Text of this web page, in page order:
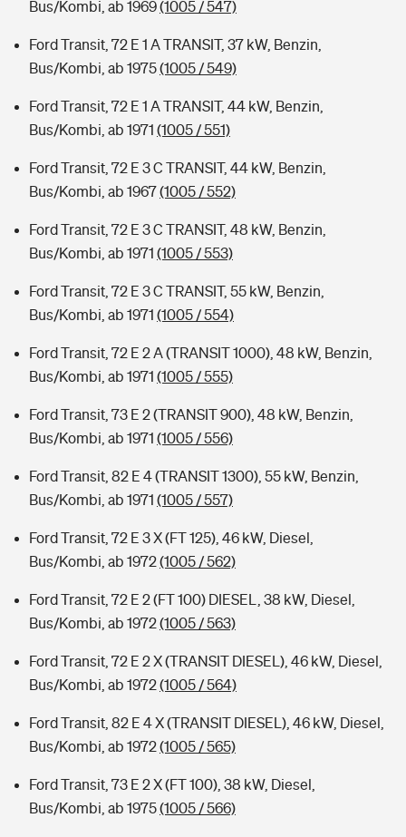
Bus/Kombi, ab 1969(1005 / 547)
Ford Transit, 72 E 1 A TRANSIT, 37 kW, Benzin,
Bus/Kombi, ab 1975(1005 / 549)
Ford Transit, 72 E 1 A TRANSIT, 44 kW, Benzin,
Bus/Kombi, ab 1971 (1005 / 551)
Ford Transit, 72 E 3 C TRANSIT, 44 kW, Benzin,
Bus/Kombi, ab 1967(1005 / 552)
Ford Transit, 72 E 3 C TRANSIT, 48 kW, Benzin,
Bus/Kombi, ab 1971 (1005 / 553)
Ford Transit, 72 E 3 C TRANSIT, 55 kW, Benzin,
Bus/Kombi, ab 1971 (1005 / 554)
Ford Transit, 72 E 2 A (TRANSIT 1000), 48 kW, Benzin,
Bus/Kombi, ab 1971 (1005 / 555)
Ford Transit, 73 E 2 (TRANSIT 900), 48 kW, Benzin,
Bus/Kombi, ab 1971 (1005 / 556)
Ford Transit, 82 E 4 (TRANSIT 1300), 55 kW, Benzin,
Bus/Kombi, ab 1971 (1005 / 557)
Ford Transit, 72 E 3 X (FT 125), 46 kW, Diesel,
Bus/Kombi, ab 1972(1005 / 562)
Ford Transit, 72 E 2 (FT 100) DIESEL, 38 kW, Diesel,
Bus/Kombi, ab 1972(1005 / 563)
Ford Transit, 72 E 2 X (TRANSIT DIESEL), 46 kW, Diesel,
Bus/Kombi, ab 1972(1005 / 564)
Ford Transit, 82 E 4 X (TRANSIT DIESEL), 46 kW, Diesel,
Bus/Kombi, ab 1972(1005 / 565)
Ford Transit, 73 E 2 X (FT 100), 38 kW, Diesel,
Bus/Kombi, ab 1975(1005 / 566)